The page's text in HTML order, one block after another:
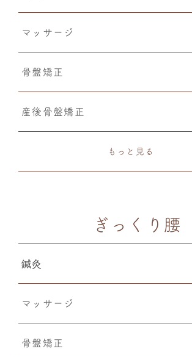
マッサージ
骨盤矯正
産後骨盤矯正
もっと見る
ぎっくり腰
鍼灸
マッサージ
骨盤矯正